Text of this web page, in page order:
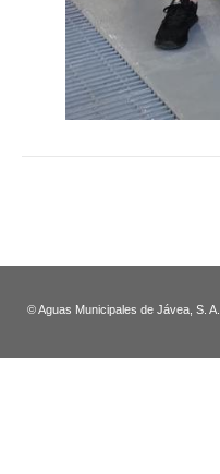
© Aguas Municipales de Jávea, S.